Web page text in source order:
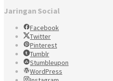
Jaringan Social
Facebook
Twitter
Pinterest
Tumblr
Stumbleupon
WordPress